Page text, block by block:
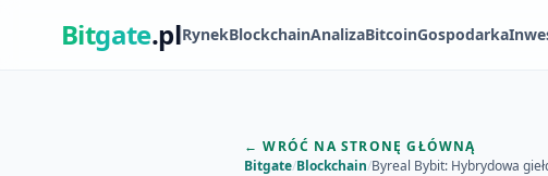
Bitgate.plRynekBlockchainAnalizaBitcoinGospodarka
← WRÓĆ NA STRONĘ GŁÓWNĄ
Bitgate/Blockchain/Byreal Bybit: Hybrydowa